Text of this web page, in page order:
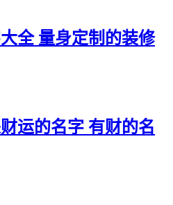
、肃淳
、慧宽
、弦明
全 量身定制的装修
运的名字 有财的名